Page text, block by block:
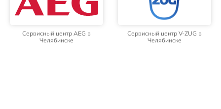
Сервисный центр AEG в
Челябинске
Сервисный центр V-ZUG в
Челябинске